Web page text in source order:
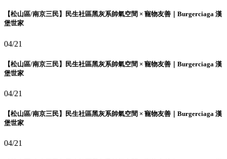
【松山區/南京三民】民生社區黑灰系帥氣空間 × 寵物友善｜Burgerciaga 漢
堡世家
04/21
【松山區/南京三民】民生社區黑灰系帥氣空間 × 寵物友善｜Burgerciaga 漢
堡世家
04/21
【松山區/南京三民】民生社區黑灰系帥氣空間 × 寵物友善｜Burgerciaga 漢
堡世家
04/21